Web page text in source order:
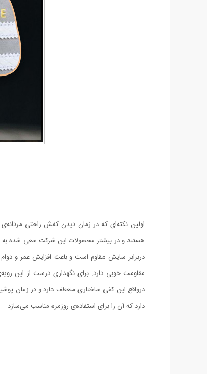
هستند و در بیشتر محصولات این شرکت سعی شده به
دربرابر سایش مقاوم است و باعث افزایش عمر و
مقاومت خوبی دارد. برای نگهداری درست از این
دارد که آن را برای استفاده‌ی روزمره مناسب می‌سازد.